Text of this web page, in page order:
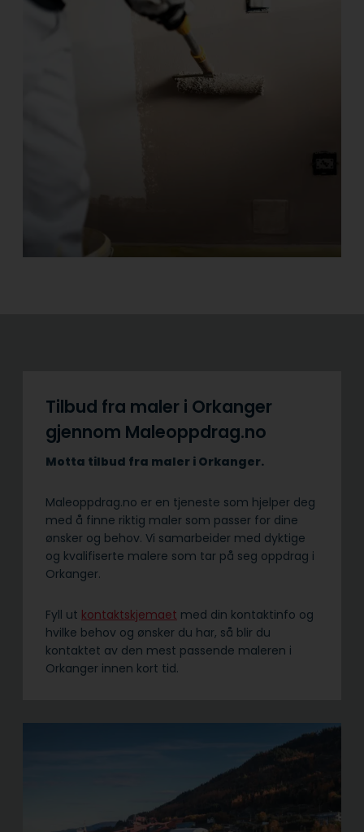
Tilbud fra maler i Orkanger
gjennom Maleoppdrag.no
Motta tilbud fra maler i Orkanger.
Maleoppdrag.no er en tjeneste som hjelper deg
med å finne riktig maler som passer for dine
ønsker og behov. Vi samarbeider med dyktige
og kvalifiserte malere som tar på seg oppdrag i
Orkanger.
Fyll ut kontaktskjemaet med din kontaktinfo og
hvilke behov og ønsker du har, så blir du
kontaktet av den mest passende maleren i
Orkanger innen kort tid.